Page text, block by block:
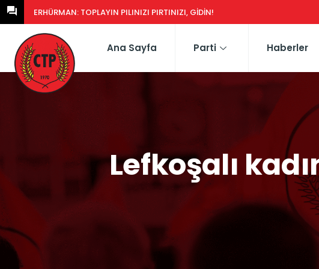
ERHÜRMAN: TOPLAYIN PILINIZI PIRTINIZI, GIDIN!
Ana Sayfa Parti Haberler
Lefkoşalı